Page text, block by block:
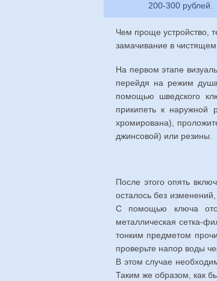
200-300 рублей.
Чем проще устройство,
замачивание в чистящем
На первом этапе
перейдя на режим
помощью шведского
прикипеть к наружной
хромирована),
джинсовой) или резины.
После этого опять
осталось без
С помощью ключа
металлическая сетка-
тонким предметом
проверьте напор воды
В этом случае
Таким же образом, как